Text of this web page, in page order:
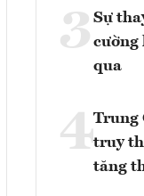
3 Sự
cường
qua
4Trung
truy
tăng